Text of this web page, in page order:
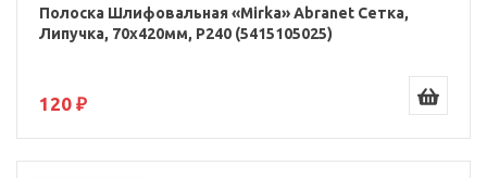
Полоска Шлифовальная «Mirka» Abranet Сетка,
Липучка, 70x420мм, P240 (5415105025)
120 ₽